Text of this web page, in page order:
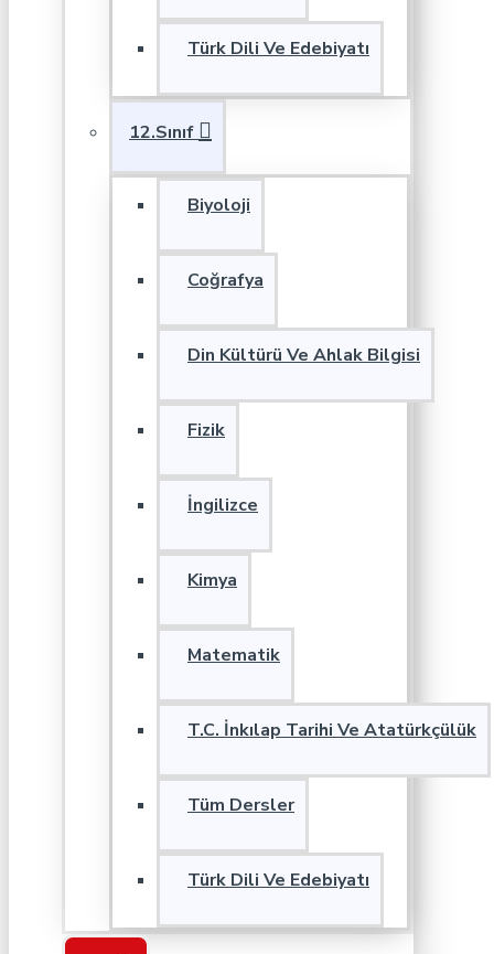
Türk Dili Ve Edebiyatı
12.Sınıf
Biyoloji
Coğrafya
Din Kültürü Ve Ahlak Bilgisi
Fizik
İngilizce
Kimya
Matematik
T.C. İnkılap Tarihi Ve Atatürkçülük
Tüm Dersler
Türk Dili Ve Edebiyatı